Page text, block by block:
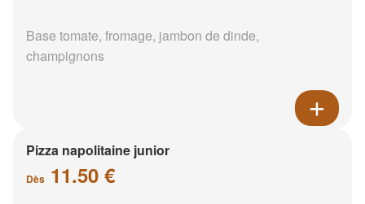
Base tomate, fromage, jambon de dinde,
champignons
Pizza napolitaine junior
Dès 11.50 €